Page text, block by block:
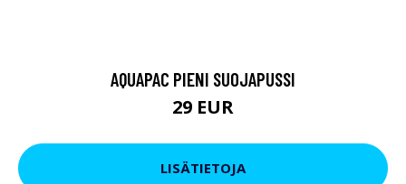
AQUAPAC PIENI SUOJAPUSSI
29 EUR
LISÄTIETOJA